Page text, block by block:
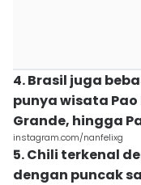
4. Brasil juga
punya wisata Pao
Grande, hingga
instagram.com/nanfelixg
5. Chili terkenal
dengan puncak